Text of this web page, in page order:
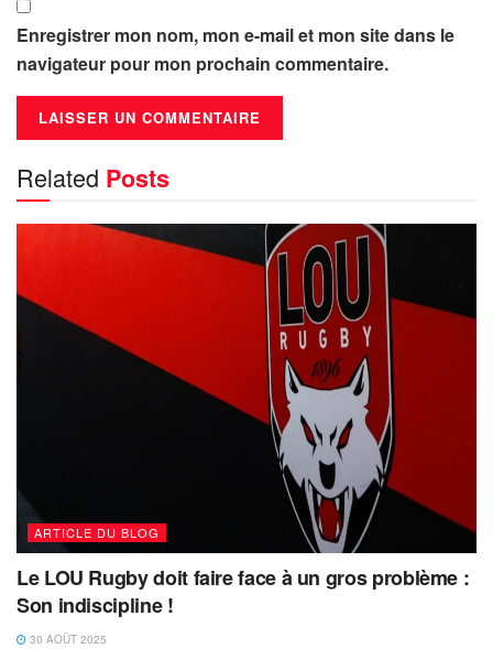
Enregistrer mon nom, mon e-mail et mon site dans le
navigateur pour mon prochain commentaire.
Related Posts
ARTICLE DU BLOG
Le LOU Rugby doit faire face à un gros problème :
Son indiscipline !
30 AOÛT 2025